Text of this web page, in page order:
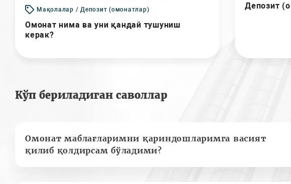
Мақолалар / Депозит (омонатлар)
Омонат нима ва уни қандай тушуниш
керак?
Депозит
Кўп бериладиган саволлар
Омонат маблағларимни қариндошларимга васият
қилиб қолдирсам бўладими?